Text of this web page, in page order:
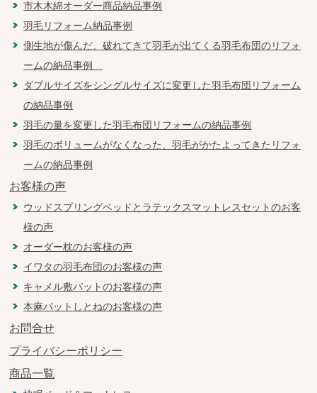
市木木綿オーダー商品納品事例
羽毛リフォーム納品事例
側生地が傷んだ、破れてきて羽毛が出てくる羽毛布団のリフォ
ームの納品事例
ダブルサイズをシングルサイズに変更した羽毛布団リフォーム
の納品事例
羽毛の量を変更した羽毛布団リフォームの納品事例
羽毛のボリュームがなくなった、羽毛がかたよってきたリフォ
ームの納品事例
お客様の声
ウッドスプリングベッドとラテックスマットレスセットのお客
様の声
オーダー枕のお客様の声
イワタの羽毛布団のお客様の声
キャメル敷パットのお客様の声
本麻パットしとねのお客様の声
お問合せ
プライバシーポリシー
商品一覧